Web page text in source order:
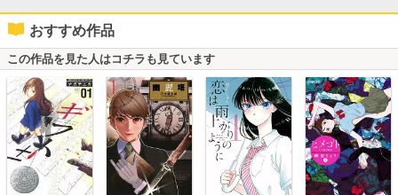
おすすめ作品
この作品を見た人はコチラも見ています